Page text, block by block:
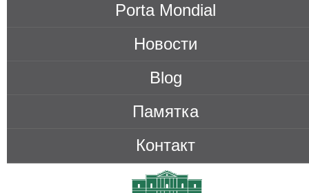
Porta Mondial
Новости
Blog
Памятка
Контакт